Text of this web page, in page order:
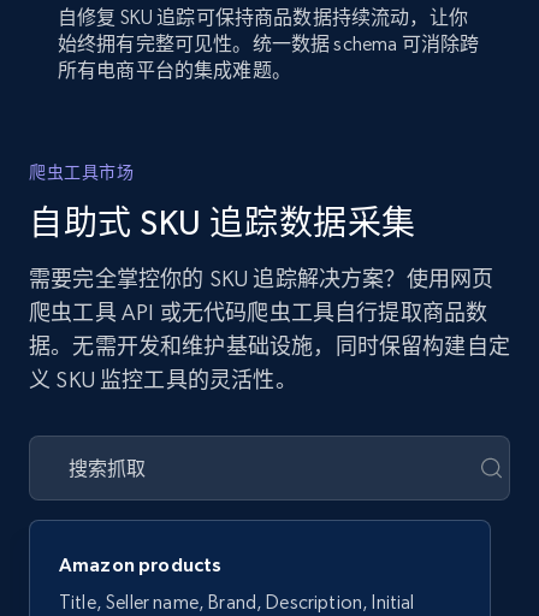
自修复 SKU 追踪可保持商品数据持续流动，让你
始终拥有完整可见性。统一数据 schema 可消除跨
所有电商平台的集成难题。
爬虫工具市场
自助式 SKU 追踪数据采集
需要完全掌控你的 SKU 追踪解决方案？使用网页
爬虫工具 API 或无代码爬虫工具自行提取商品数
据。无需开发和维护基础设施，同时保留构建自定
义 SKU 监控工具的灵活性。
Amazon products
Title, Seller name, Brand, Description, Initial